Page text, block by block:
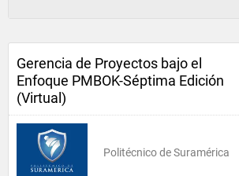
Gerencia de Proyectos bajo el
Enfoque PMBOK-Séptima Edición
(Virtual)
Politécnico de Suramérica